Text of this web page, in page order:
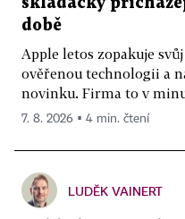
skládačky
době
Apple letos zopakuje
ověřenou technologii a
novinku. Firma to v
7. 8. 2026 ▪ 4 min. čtení
LUDĚK VAINERT